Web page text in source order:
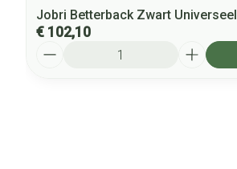
Jobri Betterback Zwart Universeel
€ 102,10